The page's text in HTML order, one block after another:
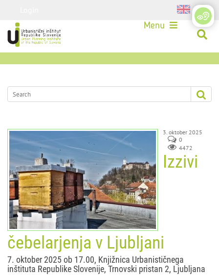
Menu
3. oktober 2025
0
4472
Izzivi
čebelarjenja v Ljubljani
7. oktober 2025 ob 17.00, Knjižnica Urbanističnega
inštituta Republike Slovenije, Trnovski pristan 2, Ljubljana